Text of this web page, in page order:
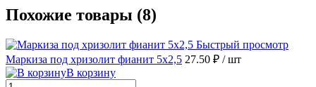
Похожие товары (8)
Быстрый просмотр
Маркиза под хризолит фианит 5х2,5 27.50 ₽ / шт
В корзину